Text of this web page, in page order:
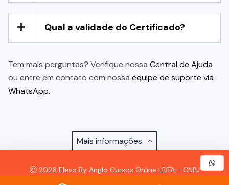
Qual a validade do Certificado?
Tem mais perguntas? Verifique nossa Central de Ajuda
ou entre em contato com nossa equipe de suporte via
WhatsApp.
Mais informações
2026 Elevo By Anglo Cursos Online LDTA - CNPJ
57.921.693/0001-72 - Todos os Direitos Reservados